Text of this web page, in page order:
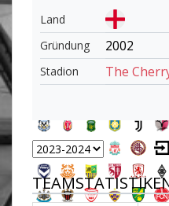
Land
Gründung
2002
Stadion The